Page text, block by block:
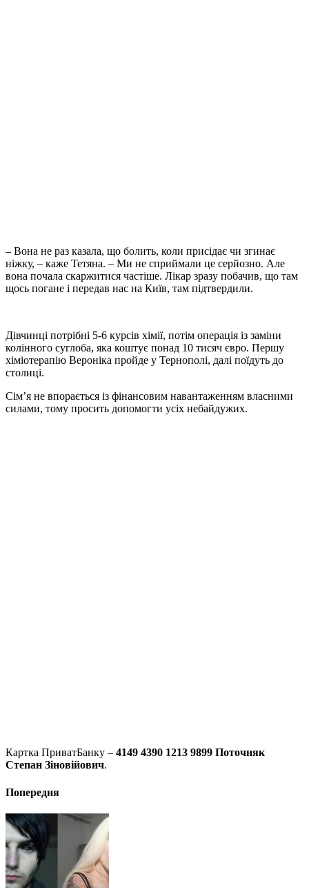
– Вона не раз казала, що болить, коли присідає чи згинає
ніжку, – каже Тетяна. – Ми не сприймали це серйозно. Але
вона почала скаржитися частіше. Лікар зразу побачив, що там
щось погане і передав нас на Київ, там підтвердили.
Дівчинці потрібні 5-6 курсів хімії, потім операція із заміни
колінного суглоба, яка коштує понад 10 тисяч євро. Першу
хіміотерапію Вероніка пройде у Тернополі, далі поїдуть до
столиці.
Сім’я не впорається із фінансовим навантаженням власними
силами, тому просить допомогти усіх небайдужих.
Картка ПриватБанку – 4149 4390 1213 9899 Поточняк
Степан Зіновійович.
Попередня